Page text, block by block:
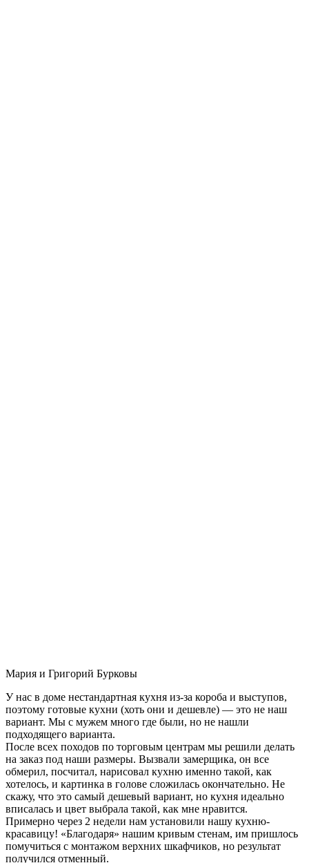
Мария и Григорий Бурковы
У нас в доме нестандартная кухня из-за короба и выступов,
поэтому готовые кухни (хоть они и дешевле) — это не наш
вариант. Мы с мужем много где были, но не нашли
подходящего варианта.
После всех походов по торговым центрам мы решили делать
на заказ под наши размеры. Вызвали замерщика, он все
обмерил, посчитал, нарисовал кухню именно такой, как
хотелось, и картинка в голове сложилась окончательно. Не
скажу, что это самый дешевый вариант, но кухня идеально
вписалась и цвет выбрала такой, как мне нравится.
Примерно через 2 недели нам установили нашу кухню-
красавицу! «Благодаря» нашим кривым стенам, им пришлось
помучиться с монтажом верхних шкафчиков, но результат
получился отменный.